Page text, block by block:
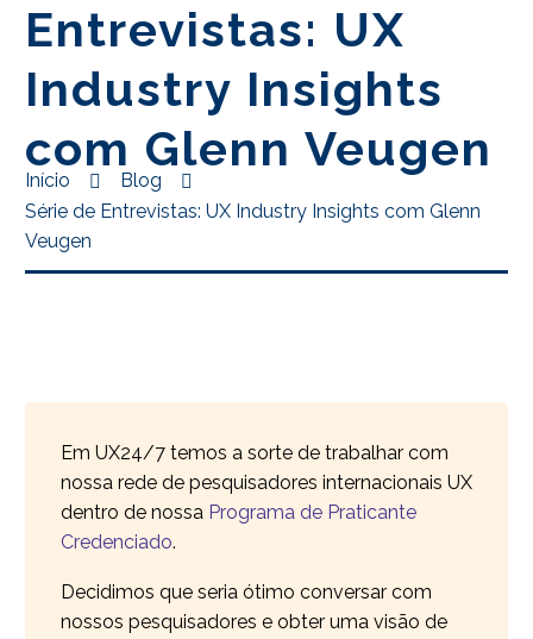
Entrevistas: UX
Industry Insights
com Glenn Veugen
Início
Blog
Série de Entrevistas: UX Industry Insights com Glenn
Veugen
Em UX24/7 temos a sorte de trabalhar com
nossa rede de pesquisadores internacionais UX
dentro de nossa Programa de Praticante
Credenciado.
Decidimos que seria ótimo conversar com
nossos pesquisadores e obter uma visão de